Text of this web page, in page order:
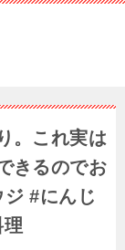
。これ実は
きるのでお
#にんじ